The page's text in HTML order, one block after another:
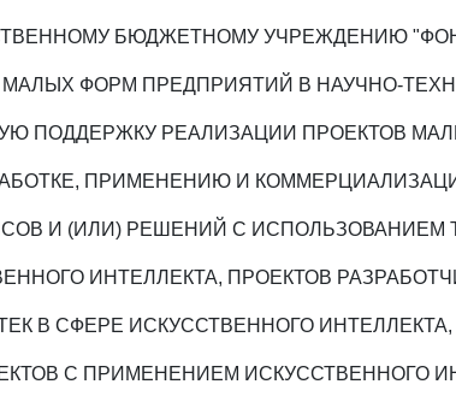
БЮДЖЕТНОМУ УЧРЕЖДЕНИЮ
ФОРМ ПРЕДПРИЯТИЙ В НАУЧНО-
ПОДДЕРЖКУ РЕАЛИЗАЦИИ ПРОЕКТОВ
ПРИМЕНЕНИЮ И
И (ИЛИ) РЕШЕНИЙ С ИСПОЛЬЗОВАНИЕМ
ИНТЕЛЛЕКТА, ПРОЕКТОВ
В СФЕРЕ ИСКУССТВЕННОГО
С ПРИМЕНЕНИЕМ ИСКУССТВЕННОГО